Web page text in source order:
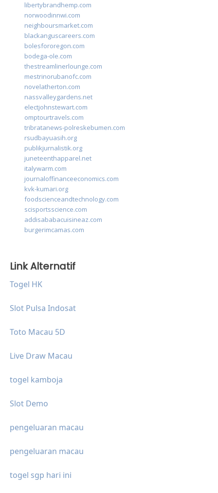
libertybrandhemp.com
norwoodinnwi.com
neighboursmarket.com
blackanguscareers.com
bolesfororegon.com
bodega-ole.com
thestreamlinerlounge.com
mestrinorubanofc.com
novelatherton.com
nassvalleygardens.net
electjohnstewart.com
omptourtravels.com
tribratanews-polreskebumen.com
rsudbayuasih.org
publikjurnalistik.org
juneteenthapparel.net
italywarm.com
journaloffinanceeconomics.com
kvk-kumari.org
foodscienceandtechnology.com
scisportsscience.com
addisababacuisineaz.com
burgerimcamas.com
Link Alternatif
Togel HK
Slot Pulsa Indosat
Toto Macau 5D
Live Draw Macau
togel kamboja
Slot Demo
pengeluaran macau
pengeluaran macau
togel sgp hari ini